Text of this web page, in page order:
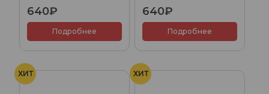
640₽
Подробнее
640₽
Подробнее
ХИТ ХИТ